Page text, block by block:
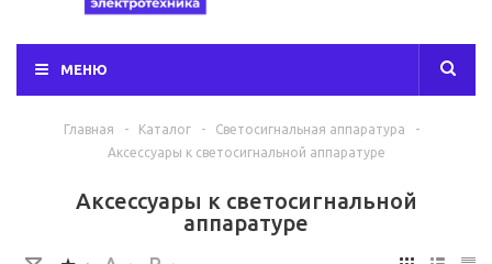
МЕНЮ
Главная - Каталог - Светосигнальная аппаратура
-
Аксессуары к светосигнальной аппаратуре
Аксессуары к светосигнальной
аппаратуре